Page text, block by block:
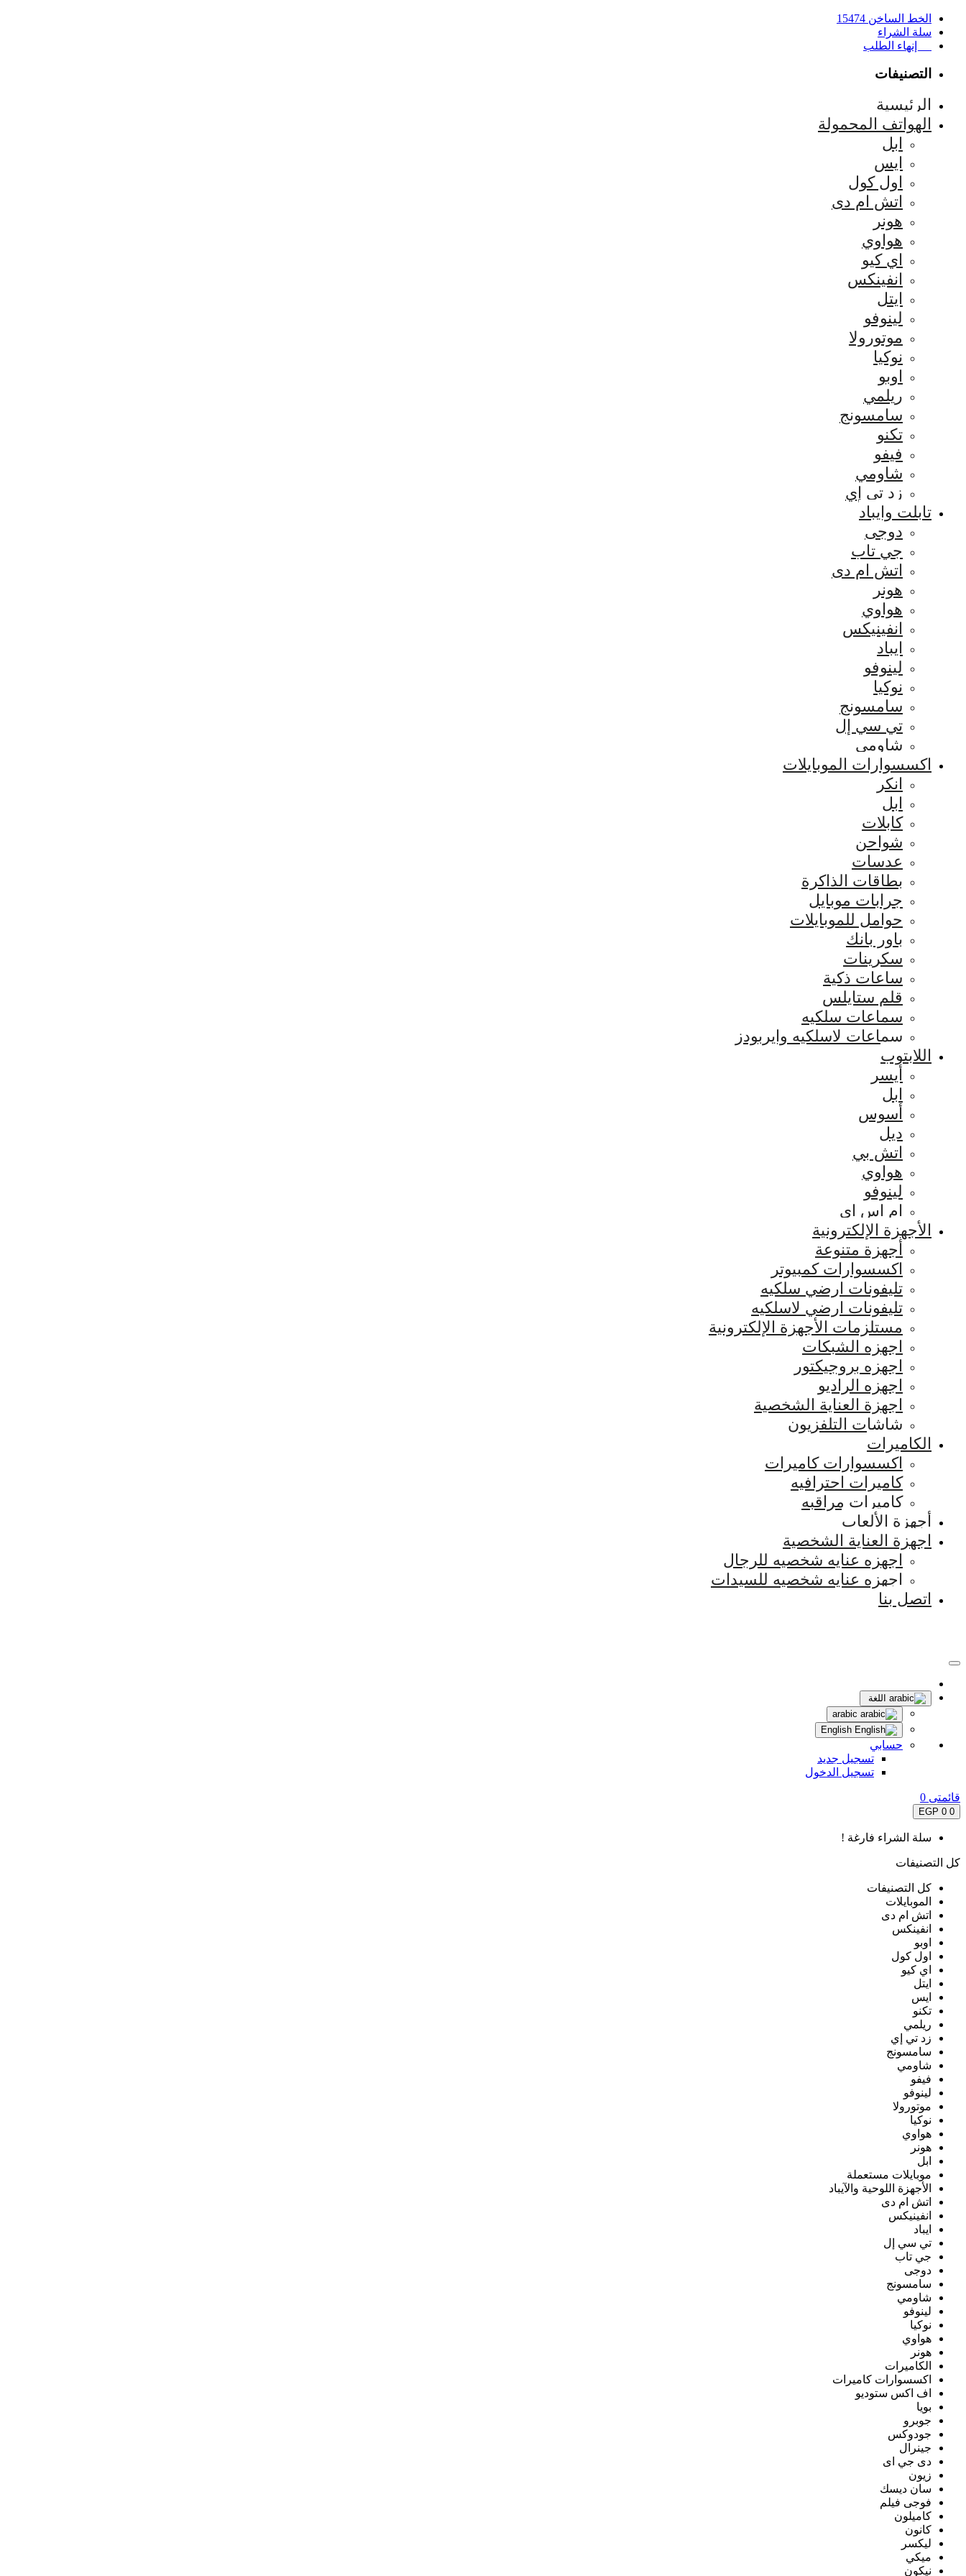
الخط الساخن 15474
سلة الشراء
إنهاء الطلب
التصنيفات
الرئيسية
الهواتف المحمولة
ابل
ايس
اول كول
اتش ام دى
هونر
هواوي
اي كيو
انفينكس
ايتل
لينوفو
موتورولا
نوكيا
اوبو
ريلمي
سامسونج
تكنو
فيفو
شاومي
زد تي إي
تابلت وايباد
دوجى
جي تاب
اتش ام دى
هونر
هواوي
انفينيكس
ايباد
لينوفو
نوكيا
سامسونج
تي سي إل
شاومي
اكسسوارات الموبايلات
انكر
ابل
كابلات
شواحن
عدسات
بطاقات الذاكرة
جرابات موبايل
حوامل للموبايلات
باور بانك
سكرينات
ساعات ذكية
قلم ستايلس
سماعات سلكيه
سماعات لاسلكيه وايربودز
اللابتوب
أيسر
ابل
أسوس
ديل
اتش بي
هواوي
لينوفو
ام اس اي
الأجهزة الإلكترونية
أجهزة متنوعة
اكسسوارات كمبيوتر
تليفونات ارضي سلكيه
تليفونات ارضي لاسلكيه
مستلزمات الأجهزة الإلكترونية
اجهزه الشبكات
اجهزه بروجيكتور
اجهزه الراديو
اجهزة العناية الشخصية
شاشات التلفزيون
الكاميرات
اكسسوارات كاميرات
كاميرات احترافيه
كاميرات مراقبه
أجهزة الألعاب
اجهزة العناية الشخصية
اجهزه عنايه شخصيه للرجال
اجهزه عنايه شخصيه للسيدات
اتصل بنا
اللغة
حسابي
تسجيل جديد
تسجيل الدخول
قائمتى 0
0
0 EGP
سلة الشراء فارغة !
كل التصنيفات
كل التصنيفات
الموبايلات
اتش ام دى
انفينكس
اوبو
اول كول
اي كيو
ايتل
ايس
تكنو
ريلمي
زد تي إي
سامسونج
شاومي
فيفو
لينوفو
موتورولا
نوكيا
هواوي
هونر
ابل
موبايلات مستعملة
الأجهزة اللوحية والآيباد
اتش ام دى
انفينيكس
ايباد
تي سي إل
جي تاب
دوجى
سامسونج
شاومي
لينوفو
نوكيا
هواوي
هونر
الكاميرات
اكسسوارات كاميرات
اف اكس ستوديو
بويا
جوبرو
جودوكس
جينرال
دى جي اى
زيون
سان ديسك
فوجى فيلم
كاميلون
كانون
ليكسر
ميكي
نيكون